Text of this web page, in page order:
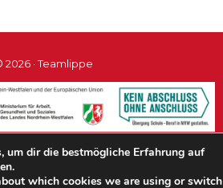
2026 · Teamlippe
#teamlippe
um dir die bestmögliche Erfahrung auf
which cookies we are using or switch